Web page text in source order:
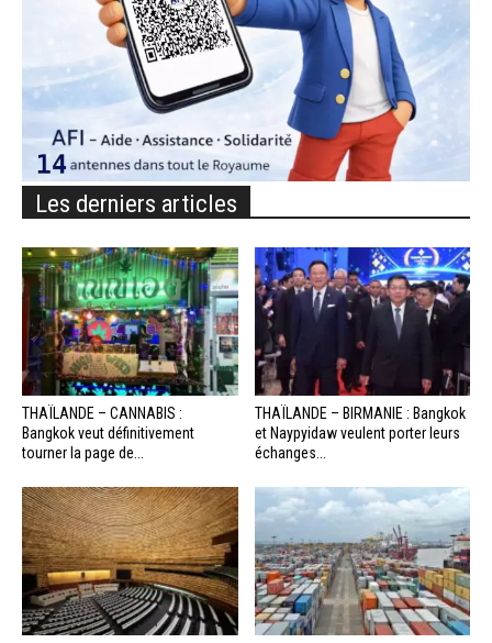
Les derniers articles
THAÏLANDE – CANNABIS :
Bangkok veut définitivement
tourner la page de...
THAÏLANDE – BIRMANIE : Bangkok
et Naypyidaw veulent porter leurs
échanges...